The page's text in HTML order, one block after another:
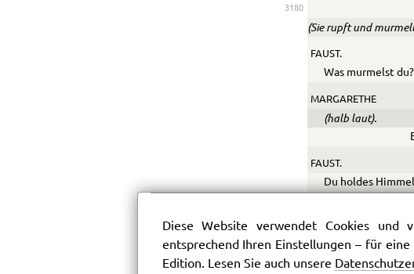
3180
(Sie rupft und
FAUST.
Was murmelst du?
MARGARETHE
(halb laut).
FAUST.
Du holdes
(fährt fort).
Liebt mich –
(Das letzte Blatt
Diese Website verwendet Cookies und
entsprechend Ihren Einstellungen – für
Edition. Lesen Sie auch unsere